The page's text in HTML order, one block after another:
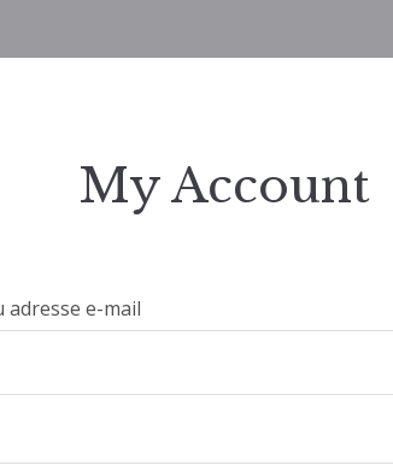
My Account
adresse e-mail